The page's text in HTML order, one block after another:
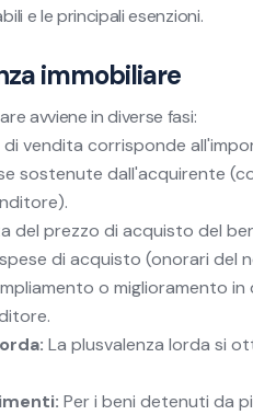
e le principali esenzioni.
immobiliare
avviene in diverse fasi:
di vendita corrisponde
sostenute dall'acquirente
del prezzo di acquisto del
di acquisto (onorari del
o miglioramento
La plusvalenza lorda si
Per i beni detenuti da